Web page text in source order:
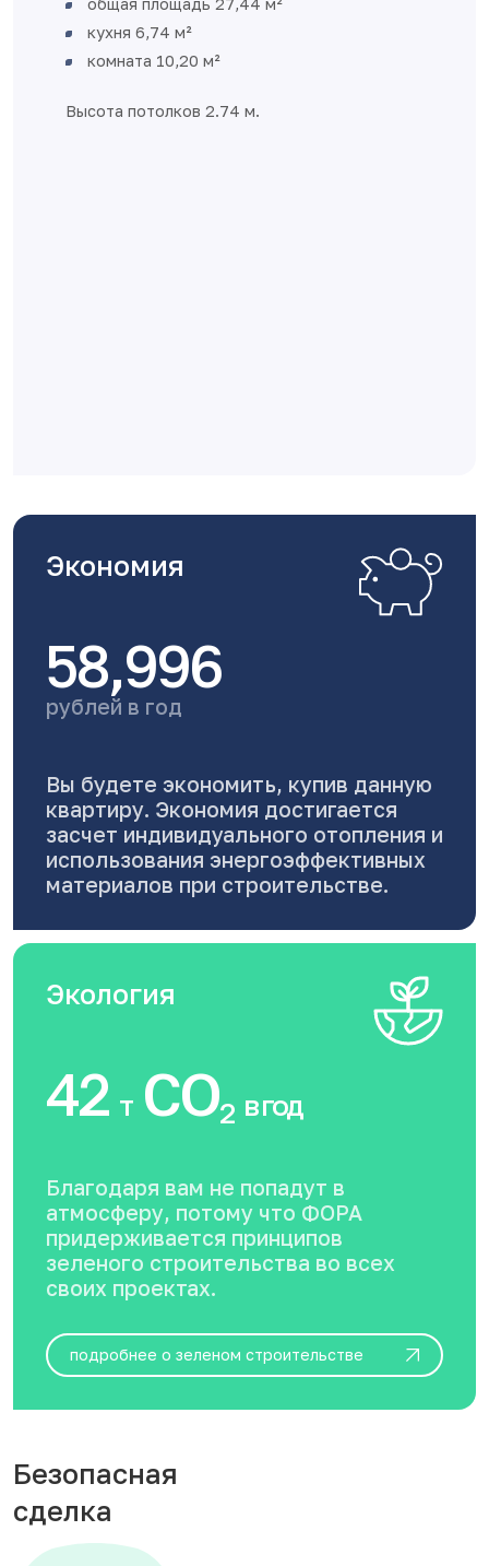
комфорт в небольшом
Есть место для организации мест
Большой совмещенный санузел с
Экономия
58,996
рублей в год
Вы будете экономить, купив данную
квартиру. Экономия достигается
засчет индивидуального отопления и
использования энергоэффективных
материалов при строительстве.
Экология
42 тCO2 в год
Благодаря вам не попадут в
атмосферу, потому что ФОРА
придерживается принципов
зеленого строительства во всех
своих проектах.
подробнее о зеленом строительстве
Безопасная
сделка